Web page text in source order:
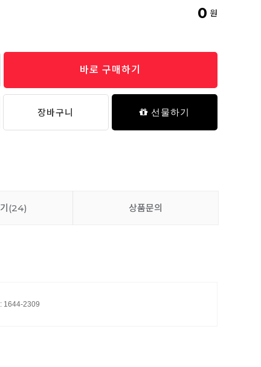
0 원
바로 구매하기
장바구니 선물하기
(24) 상품문의
: 1644-2309